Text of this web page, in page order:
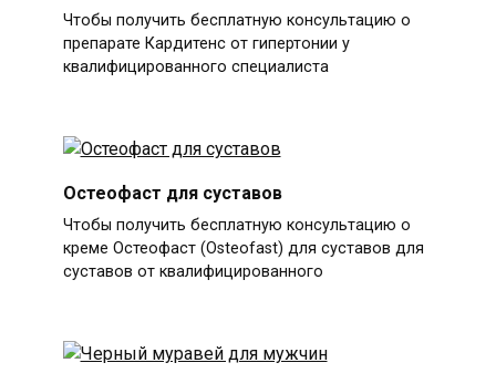
Чтобы получить бесплатную консультацию о
препарате Кардитенс от гипертонии у
квалифицированного специалиста
Остеофаст для суставов
Чтобы получить бесплатную консультацию о
креме Остеофаст (Osteofast) для суставов для
суставов от квалифицированного